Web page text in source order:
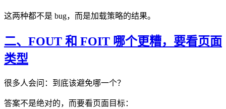
这两种都不是 bug，而是加载策略的结果。
二、FOUT 和 FOIT 哪个更糟，要看页面
类型
很多人会问：到底该避免哪一个？
答案不是绝对的，而要看页面目标：